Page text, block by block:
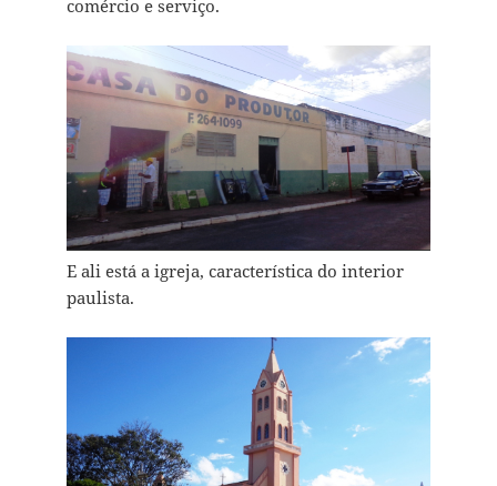
comércio e serviço.
E ali está a igreja, característica do interior
paulista.